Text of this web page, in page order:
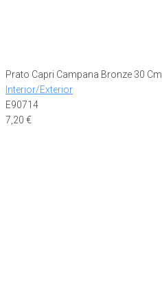
Prato Capri Campana Bronze 30 Cm
Interior/Exterior
E90714
7,20 €